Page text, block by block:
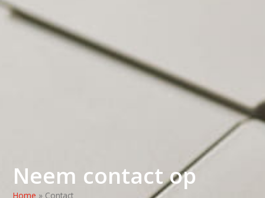
Neem contact op
Home » Contact